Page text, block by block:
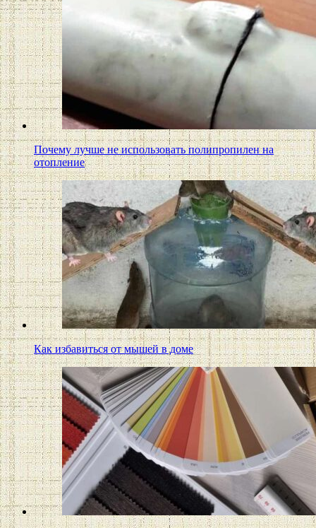
Почему лучше не использовать полипропилен на
отопление
Как избавиться от мышей в доме